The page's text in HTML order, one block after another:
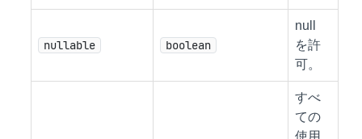
nullable boolean
null
を許
可。
すべ
ての
使用